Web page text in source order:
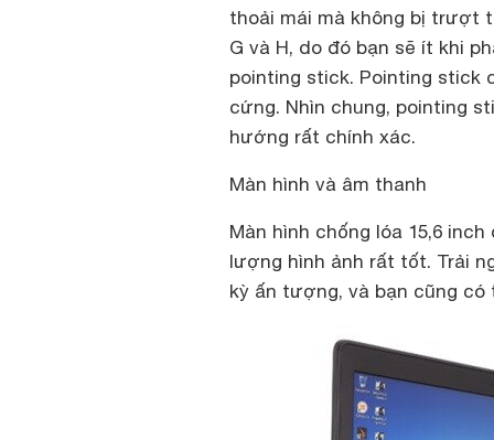
thoải mái mà không bị trượt
G và H, do đó bạn sẽ ít khi
pointing stick. Pointing stick
cứng. Nhìn chung, pointing
hướng rất chính xác.
Màn hình và âm thanh
Màn hình chống lóa 15,6
lượng hình ảnh rất tốt. Trải
kỳ ấn tượng, và bạn cũng